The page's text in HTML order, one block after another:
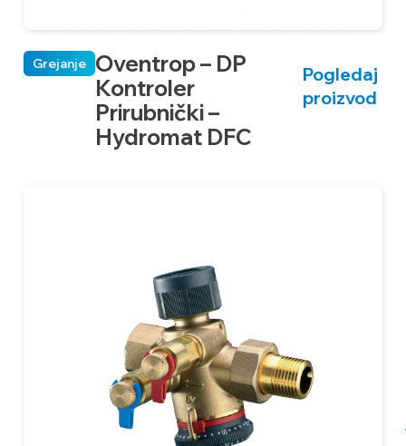
Oventrop – DP
Kontroler
Prirubnički –
Hydromat DFC
Grejanje
Pogledaj
proizvod